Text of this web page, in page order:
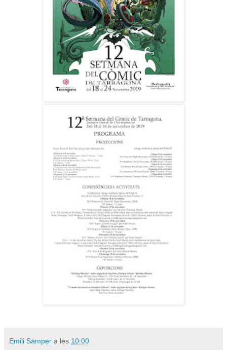
Emili Samper a les 10:00